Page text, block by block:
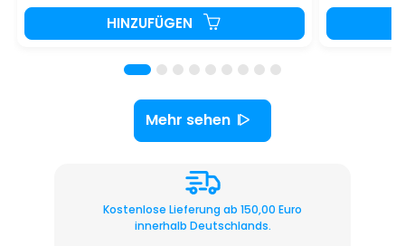
HINZUFÜGEN
Mehr sehen
Kostenlose Lieferung ab 150,00 Euro
innerhalb Deutschlands.